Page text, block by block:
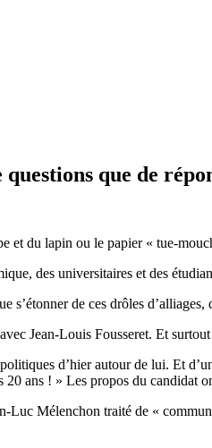
que de
et du lapin ou le papier « tue-
des universitaires et des
de ces drôles
Jean-Louis Fousseret. Et
d’hier autour de lui. Et
ans ! » Les propos du candidat
Mélenchon traité de «